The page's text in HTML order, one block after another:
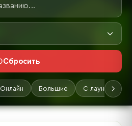
Сбросить
Онлайн Большие С лаунчером